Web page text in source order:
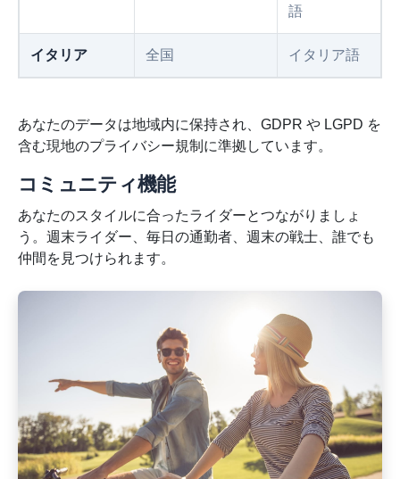
語
イタリア 全国 イタリア語
あなたのデータは地域内に保持され、GDPR や LGPD を
含む現地のプライバシー規制に準拠しています。
コミュニティ機能
あなたのスタイルに合ったライダーとつながりましょ
う。週末ライダー、毎日の通勤者、週末の戦士、誰でも
仲間を見つけられます。